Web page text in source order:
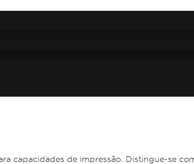
capacidades de impressão. Distingue-se